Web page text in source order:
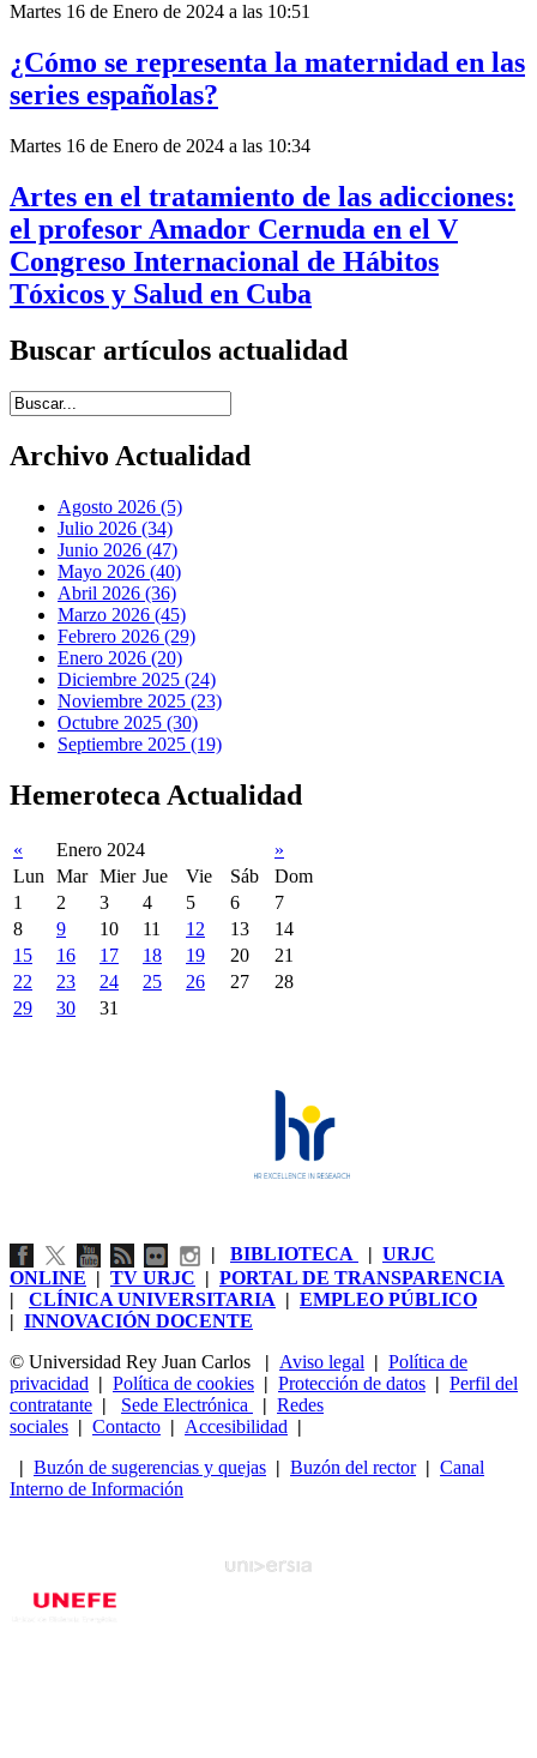
Martes 16 de Enero de 2024 a las 10:51
¿Cómo se representa la maternidad en las
series españolas?
Martes 16 de Enero de 2024 a las 10:34
Artes en el tratamiento de las adicciones:
el profesor Amador Cernuda en el V
Congreso Internacional de Hábitos
Tóxicos y Salud en Cuba
Buscar artículos actualidad
Introduce términos de búsqueda
Archivo Actualidad
Agosto 2026 (5)
Julio 2026 (34)
Junio 2026 (47)
Mayo 2026 (40)
Abril 2026 (36)
Marzo 2026 (45)
Febrero 2026 (29)
Enero 2026 (20)
Diciembre 2025 (24)
Noviembre 2025 (23)
Octubre 2025 (30)
Septiembre 2025 (19)
Hemeroteca Actualidad
« Enero 2024
»
Lun
Mar Mier Jue Vie Sáb
Dom
1
2 3 4 5 6
7
8
9 10 11 12 13
14
15
16 17 18 19 20
21
22
23 24 25 26 27
28
29
30 31
| BIBLIOTECA | URJC
ONLINE | TV URJC | PORTAL DE TRANSPARENCIA
| CLÍNICA UNIVERSITARIA | EMPLEO PÚBLICO
| INNOVACIÓN DOCENTE
© Universidad Rey Juan Carlos
| Aviso legal | Política de
privacidad | Política de cookies | Protección de datos | Perfil del
contratante | Sede Electrónica | Redes
sociales | Contacto | Accesibilidad |
| Buzón de sugerencias y quejas | Buzón del rector| Canal
Interno de Información